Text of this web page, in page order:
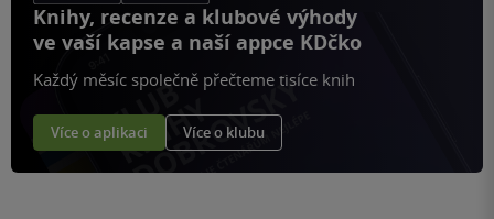
Knihy, recenze a klubové výhody
ve vaší kapse a naší appce KDčko
Každý měsíc společně přečteme tisíce knih
Více o aplikaci Více o klubu